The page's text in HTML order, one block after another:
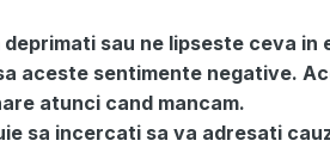
sau ne lipseste ceva in
aceste sentimente negative.
atunci cand mancam.
sa incercati sa va adresati